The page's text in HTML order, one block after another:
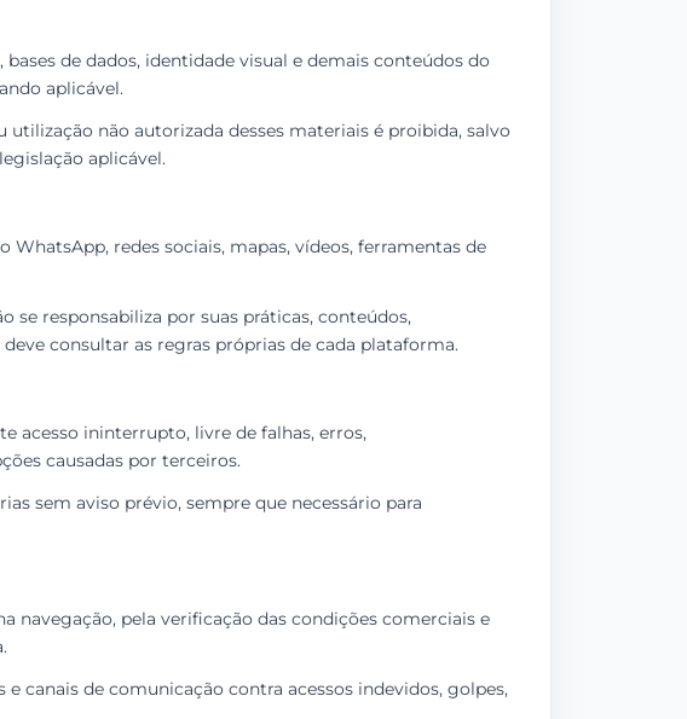
de dados, identidade visual e demais conteúdos do
aplicável.
não autorizada desses materiais é proibida, salvo
aplicável.
redes sociais, mapas, vídeos, ferramentas de
responsabiliza por suas práticas, conteúdos,
consultar as regras próprias de cada plataforma.
acesso ininterrupto, livre de falhas, erros,
causadas por terceiros.
sem aviso prévio, sempre que necessário para
navegação, pela verificação das condições comerciais e
canais de comunicação contra acessos indevidos, golpes,